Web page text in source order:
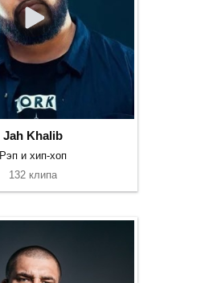
Jah Khalib
Рэп и хип-хоп
132 клипа